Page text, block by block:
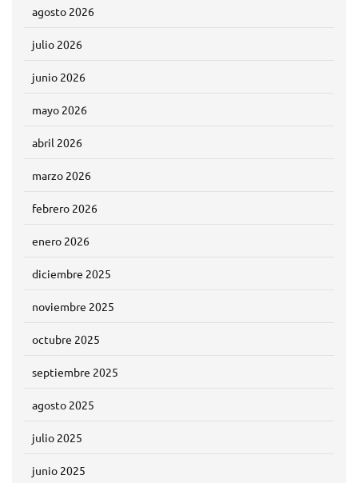
agosto 2026
julio 2026
junio 2026
mayo 2026
abril 2026
marzo 2026
febrero 2026
enero 2026
diciembre 2025
noviembre 2025
octubre 2025
septiembre 2025
agosto 2025
julio 2025
junio 2025